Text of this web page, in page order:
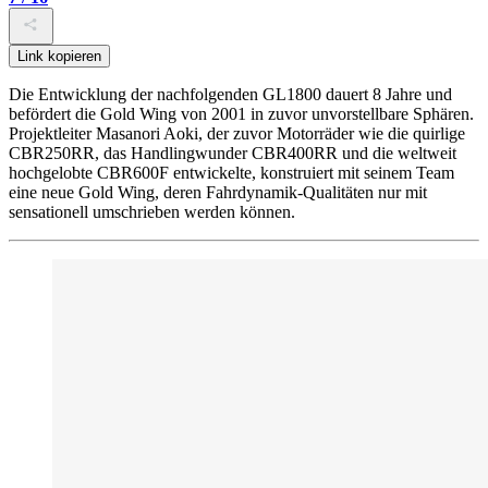
Link kopieren
Die Entwicklung der nachfolgenden GL1800 dauert 8 Jahre und
befördert die Gold Wing von 2001 in zuvor unvorstellbare Sphären.
Projektleiter Masanori Aoki, der zuvor Motorräder wie die quirlige
CBR250RR, das Handlingwunder CBR400RR und die weltweit
hochgelobte CBR600F entwickelte, konstruiert mit seinem Team
eine neue Gold Wing, deren Fahrdynamik-Qualitäten nur mit
sensationell umschrieben werden können.